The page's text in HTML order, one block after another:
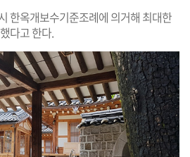
한옥개보수기준조례에 의거해 최대한
다고 한다.